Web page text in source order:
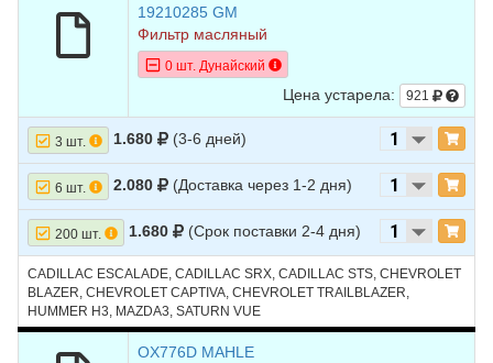
WRANGLER, MAZDA3, SATURN SC, SATURN SL, TOYOTA TUNDRA,
ГАЗ VOLGA SIBER
19210285 GM
Фильтр масляный
0 шт. Дунайский
Цена устарела: 921
3 шт. 1.680 (3-6 дней)
6 шт. 2.080 (Доставка через 1-2 дня)
200 шт. 1.680 (Срок поставки 2-4 дня)
CADILLAC ESCALADE, CADILLAC SRX, CADILLAC STS, CHEVROLET
BLAZER, CHEVROLET CAPTIVA, CHEVROLET TRAILBLAZER,
HUMMER H3, MAZDA3, SATURN VUE
OX776D MAHLE